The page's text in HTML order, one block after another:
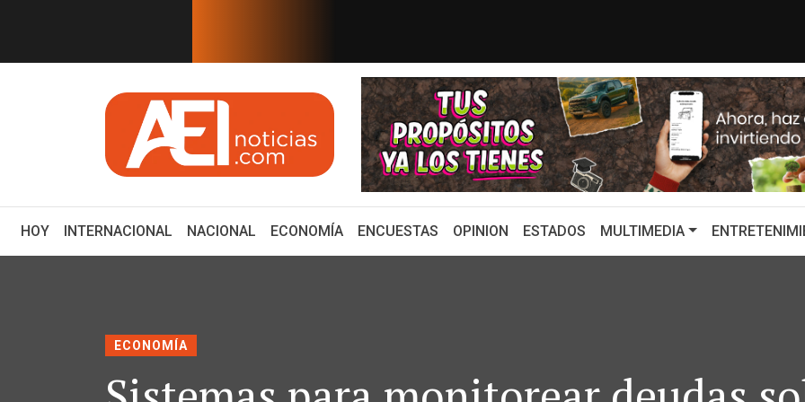
EN TIEMPO REAL
Banxico mantendrá su tasa EEUU ofrece $25 millones por estadounidense acusado ... CHQH: EE.
HOY(CURRENT)
INTERNACIONAL NACIONAL ECONOMÍA ENCUESTAS OPINION ESTADOS MULTIMEDIA
ECONOMÍA